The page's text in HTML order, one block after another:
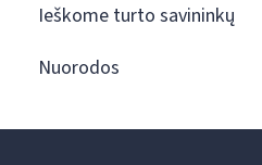
Ieškome turto savininkų
Nuorodos